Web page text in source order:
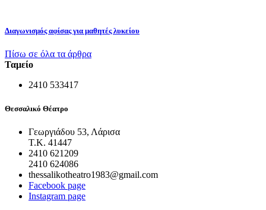
Διαγωνισμός αφίσας για μαθητές λυκείου
Πίσω σε όλα τα άρθρα
Ταμείο
2410 533417
Θεσσαλικό Θέατρο
Γεωργιάδου 53, Λάρισα
Τ.Κ. 41447
2410 621209
2410 624086
thessalikotheatro1983@gmail.com
Facebook page
Instagram page